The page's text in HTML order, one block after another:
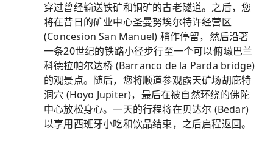
穿过曾经输送铁矿和铜矿的古老隧道。之后，您
将在昔日的矿业中心圣曼努埃尔特许经营区
(Concesion San Manuel) 稍作停留，然后沿著
一条20世纪的铁路小径步行至一个可以俯瞰巴兰
科德拉帕尔达桥 (Barranco de la Parda bridge)
的观景点。随后，您将顺道参观露天矿场胡庇特
洞穴 (Hoyo Jupiter)，最后在被自然环绕的佛陀
中心放松身心。一天的行程将在贝达尔 (Bedar)
以享用西班牙小吃和饮品结束，之后启程返回。